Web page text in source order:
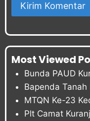
Most Viewed
Bunda PAUD
Bapenda
MTQN Ke-23
Plt Camat